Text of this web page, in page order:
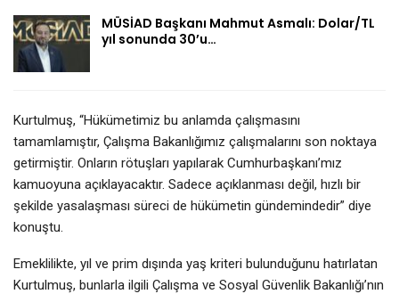
MÜSİAD Başkanı Mahmut Asmalı: Dolar/TL
yıl sonunda 30’u…
Kurtulmuş, “Hükümetimiz bu anlamda çalışmasını
tamamlamıştır, Çalışma Bakanlığımız çalışmalarını son noktaya
getirmiştir. Onların rötuşları yapılarak Cumhurbaşkanı’mız
kamuoyuna açıklayacaktır. Sadece açıklanması değil, hızlı bir
şekilde yasalaşması süreci de hükümetin gündemindedir” diye
konuştu.
Emeklilikte, yıl ve prim dışında yaş kriteri bulunduğunu hatırlatan
Kurtulmuş, bunlarla ilgili Çalışma ve Sosyal Güvenlik Bakanlığı’nın